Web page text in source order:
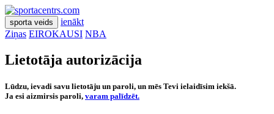
sporta veids
ienākt
Ziņas EIROKAUSI NBA
Lietotāja autorizācija
Lūdzu, ievadi savu lietotāju un paroli, un mēs Tevi ielaidīsim iekšā.
Ja esi aizmirsis paroli, varam palīdzēt.